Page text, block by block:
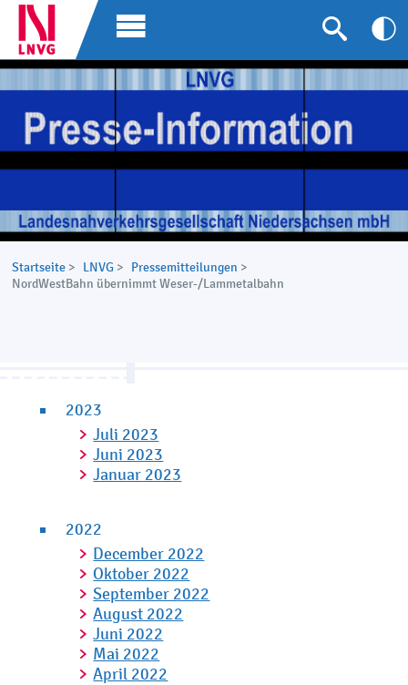
Startseite > LNVG > Pressemitteilungen >
NordWestBahn übernimmt Weser-/Lammetalbahn
2023
Juli 2023
Juni 2023
Januar 2023
2022
December 2022
Oktober 2022
September 2022
August 2022
Juni 2022
Mai 2022
April 2022